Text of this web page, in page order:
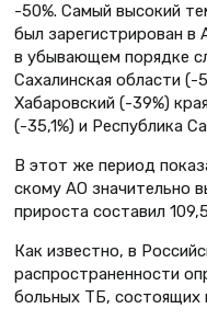
-50%. Самый высокий
был зарегистрирован в
в убывающем порядке
Сахалинская области (-
Хабаровский (-39%)
(-35,1%) и Республика
В этот же период
скому АО значительно
прироста составил
Как известно, в
распространенности
больных ТБ, состоящих